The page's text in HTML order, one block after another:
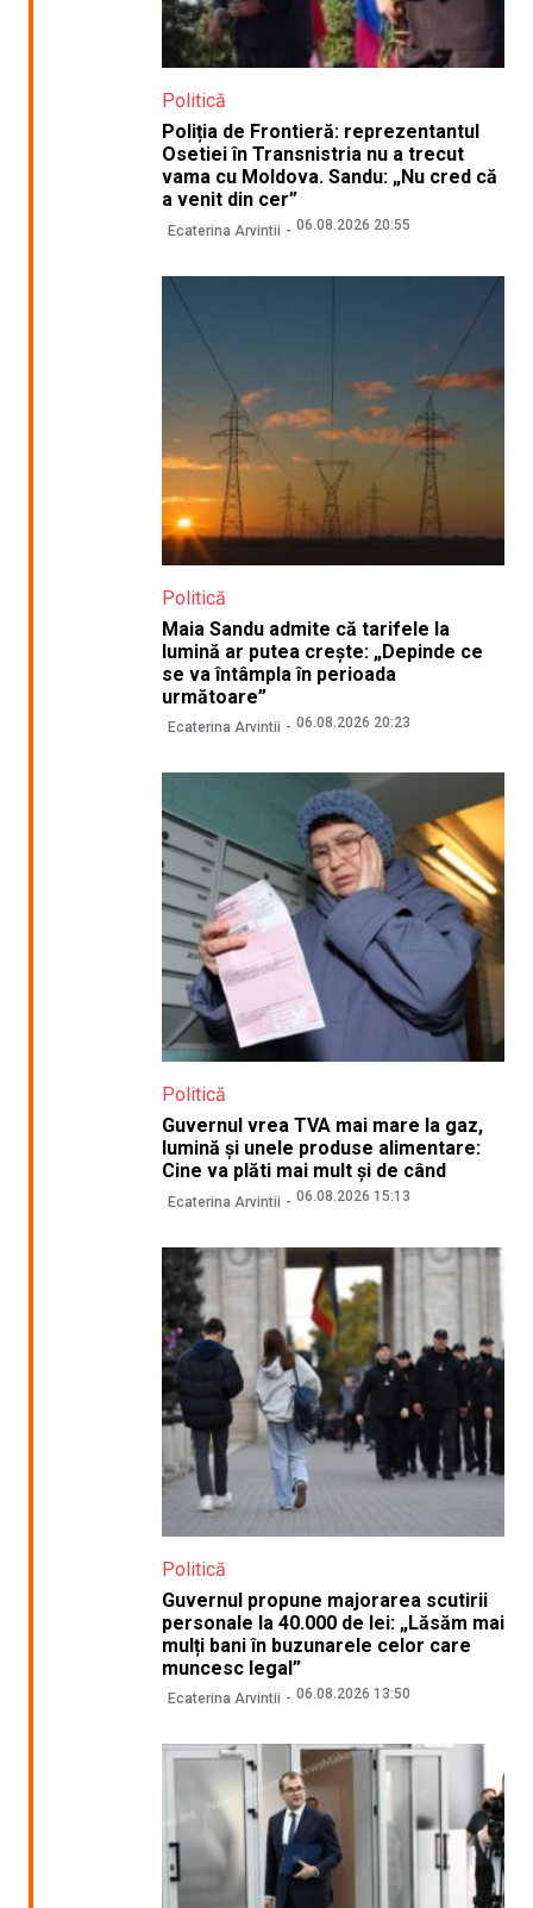
Politică
Poliția de Frontieră: reprezentantul
Osetiei în Transnistria nu a trecut
vama cu Moldova. Sandu: „Nu cred că
a venit din cer”
Ecaterina Arvintii 06.08.2026 20:55
Politică
Maia Sandu admite că tarifele la
lumină ar putea crește: „Depinde ce
se va întâmpla în perioada
următoare”
Ecaterina Arvintii 06.08.2026 20:23
Politică
Guvernul vrea TVA mai mare la gaz,
lumină și unele produse alimentare:
Cine va plăti mai mult și de când
Ecaterina Arvintii 06.08.2026 15:13
Politică
Guvernul propune majorarea scutirii
personale la 40.000 de lei: „Lăsăm mai
mulți bani în buzunarele celor care
muncesc legal”
Ecaterina Arvintii 06.08.2026 13:50